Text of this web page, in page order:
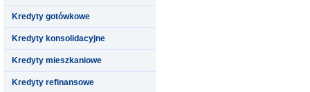
Kredyty gotówkowe
Kredyty konsolidacyjne
Kredyty mieszkaniowe
Kredyty refinansowe